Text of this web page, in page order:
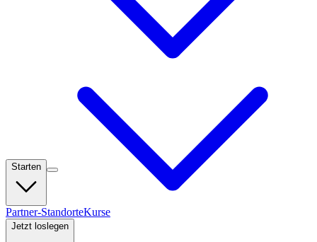
Starten
Partner-StandorteKurse
Jetzt loslegen